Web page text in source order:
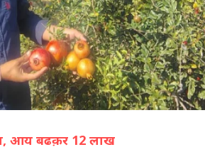
आय बढक़र 12 लाख